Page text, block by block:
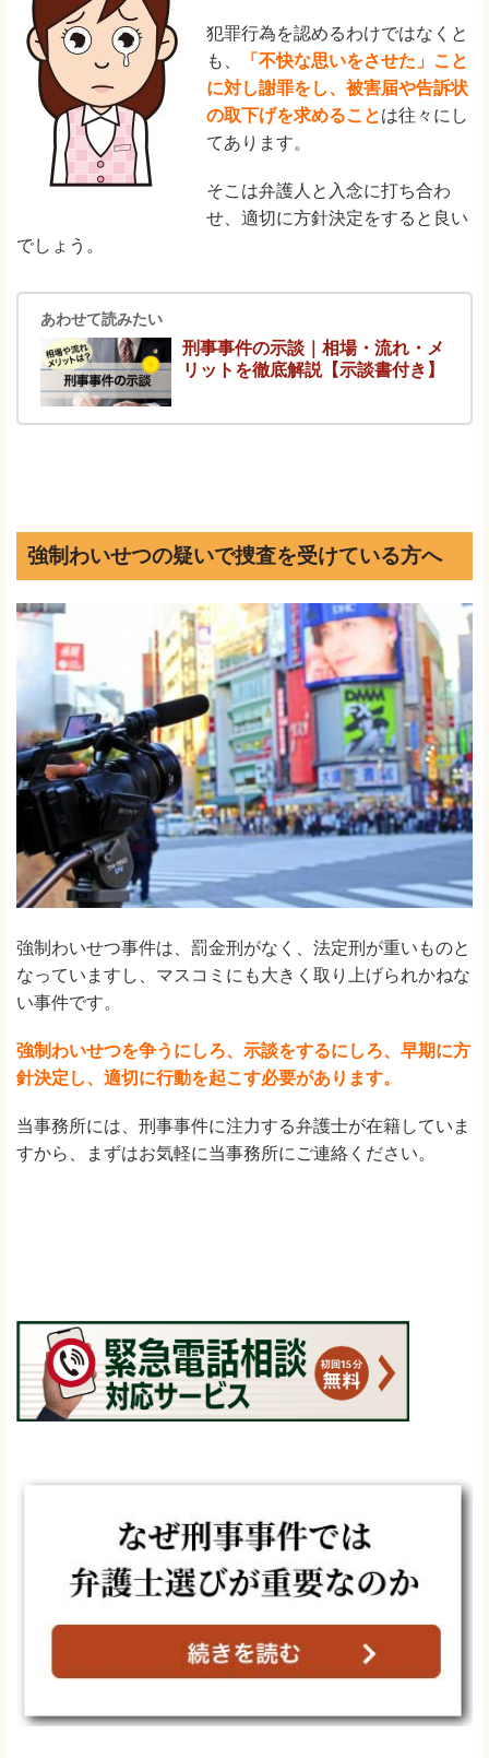
犯罪行為を認めるわけではなくと
も、
「不快な思いをさせた」こと
に対し謝罪をし、被害届や告訴状
の取下げを求めることは往々にし
てあります。
そこは弁護人と入念に打ち合わ
せ、適切に方針決定をすると良い
でしょう。
あわせて読みたい
刑事事件の示談｜相場・流れ・メ
リットを徹底解説【示談書付き】
強制わいせつの疑いで捜査を受けている方へ
強制わいせつ事件は、罰金刑がなく、法定刑が重いものと
なっていますし、マスコミにも大きく取り上げられかねな
い事件です。
強制わいせつを争うにしろ、示談をするにしろ、早期に方
針決定し、適切に行動を起こす必要があります。
当事務所には、刑事事件に注力する弁護士が在籍していま
すから、まずはお気軽に当事務所にご連絡ください。